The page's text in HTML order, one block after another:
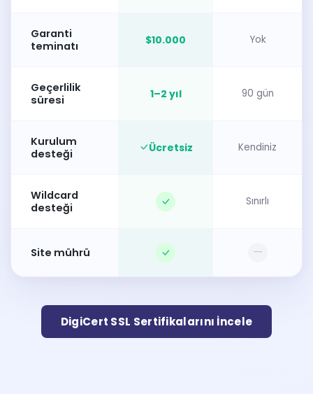
Garanti
teminatı
$10.000 Yok
Geçerlilik
süresi
1–2 yıl 90 gün
Kurulum
desteği
Ücretsiz Kendiniz
Wildcard
desteği
Sınırlı
Site mührü —
DigiCert SSL Sertifikalarını İncele